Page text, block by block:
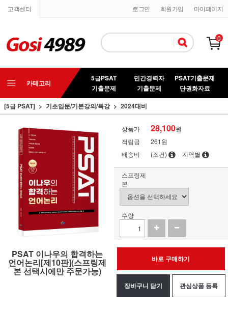
고객센터 마이페이지
회원가입
로그인
0
카테고리
5급PSAT
기출문제
민간경력자
기출문제
PSAT기출문제
단권화자료
[5급 PSAT]
기초입문/기본강의/특강 2024대비
PSAT 이나우의 합격하는
언어논리[제10판](스프링제
본 선택시에만 주문가능)
상품가 28,100원
적립금
261원
배송비
(조건) 지역별
스프링제
본
수량
바로 구매하기
장바구니 담기 관심상품 등록